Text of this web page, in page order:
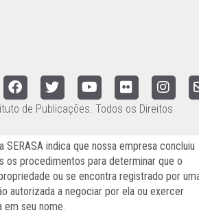
de Publicações. Todos os Direitos